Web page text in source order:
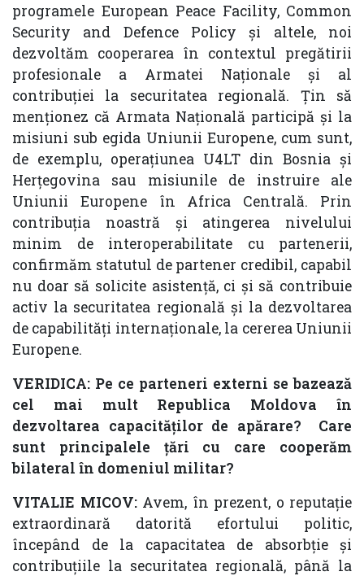
programele European Peace Facility, Common
Security and Defence Policy și altele, noi
dezvoltăm cooperarea în contextul pregătirii
profesionale a Armatei Naționale și al
contribuției la securitatea regională. Țin să
menționez că Armata Națională participă și la
misiuni sub egida Uniunii Europene, cum sunt,
de exemplu, operațiunea U4LT din Bosnia și
Herțegovina sau misiunile de instruire ale
Uniunii Europene în Africa Centrală. Prin
contribuția noastră și atingerea nivelului
minim de interoperabilitate cu partenerii,
confirmăm statutul de partener credibil, capabil
nu doar să solicite asistență, ci și să contribuie
activ la securitatea regională și la dezvoltarea
de capabilități internaționale, la cererea Uniunii
Europene.
VERIDICA: Pe ce parteneri externi se bazează
cel mai mult Republica Moldova în
dezvoltarea capacităților de apărare? Care
sunt principalele țări cu care cooperăm
bilateral în domeniul militar?
VITALIE MICOV:Avem, în prezent, o reputație
extraordinară datorită efortului politic,
începând de la capacitatea de absorbție și
contribuțiile la securitatea regională, până la